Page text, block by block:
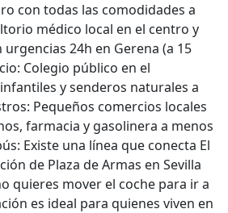
con todas las comodidades a
médico local en el centro y
24h en Gerena (a 15
Colegio público en el
y senderos naturales a
Pequeños comercios locales
farmacia y gasolinera a menos
Existe una línea que conecta El
de Plaza de Armas en Sevilla
quieres mover el coche para ir a
es ideal para quienes viven en